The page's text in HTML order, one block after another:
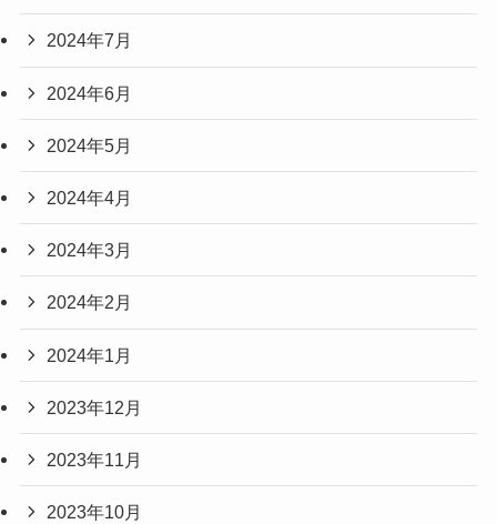
2024年7月
2024年6月
2024年5月
2024年4月
2024年3月
2024年2月
2024年1月
2023年12月
2023年11月
2023年10月